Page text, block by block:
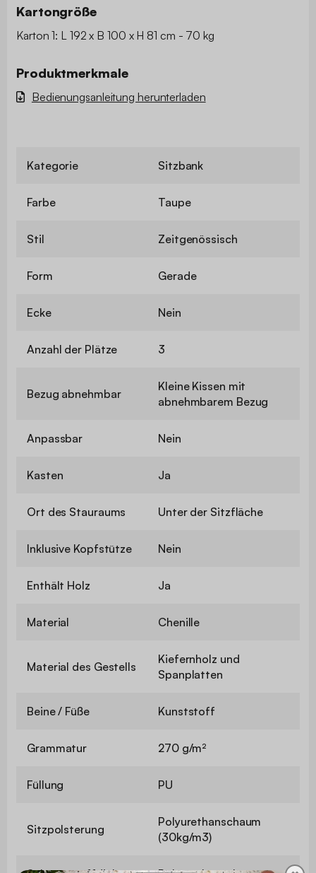
Kartongröße
Karton 1: L 192 x B 100 x H 81 cm - 70 kg
Produktmerkmale
Bedienungsanleitung herunterladen
Kategorie Sitzbank
Farbe Taupe
Stil Zeitgenössisch
Form Gerade
Ecke Nein
Anzahl der Plätze 3
Bezug abnehmbar
Kleine Kissen mit
abnehmbarem Bezug
Anpassbar Nein
Kasten Ja
Ort des Stauraums Unter der Sitzfläche
Inklusive Kopfstütze Nein
Enthält Holz Ja
Material Chenille
Material des Gestells
Kiefernholz und
Spanplatten
Beine / Füße Kunststoff
Grammatur 270 g/m²
Füllung PU
Sitzpolsterung
Polyurethanschaum
(30kg/m3)